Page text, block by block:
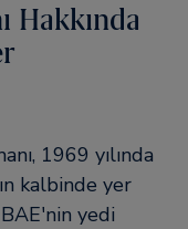
Hakkında
1969 yılında
kalbinde yer
yedi